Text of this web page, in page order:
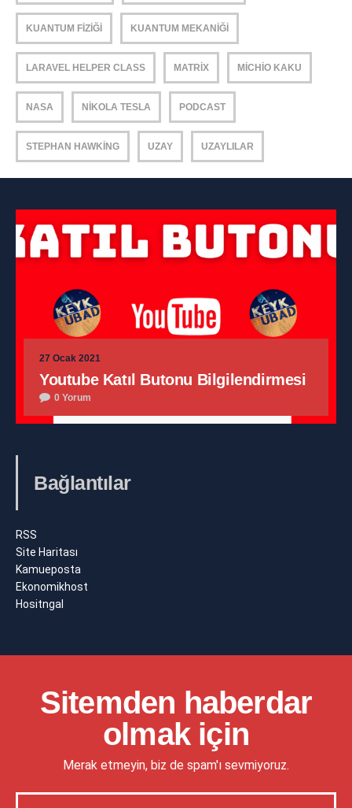
KUANTUM FIZIĞI KUANTUM MEKANIĞI
LARAVEL HELPER CLASS MATRIX MICHIO KAKU
NASA NIKOLA TESLA PODCAST
STEPHAN HAWKING UZAY UZAYLILAR
27 Ocak 2021
Youtube Katıl Butonu Bilgilendirmesi
0 Yorum
Bağlantılar
RSS
Site Haritası
Kamueposta
Ekonomikhost
Hositngal
Sitemden haberdar
olmak için
Merak etmeyin, biz de spam'ı sevmiyoruz.